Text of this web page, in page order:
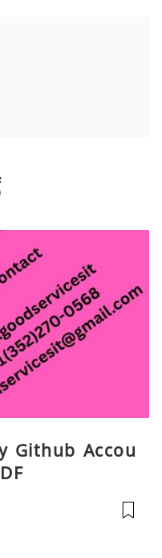
Github Accou